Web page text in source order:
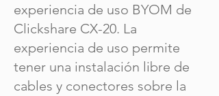
experiencia de uso BYOM de
Clickshare CX-20. La
experiencia de uso permite
tener una instalación libre de
cables y conectores sobre la